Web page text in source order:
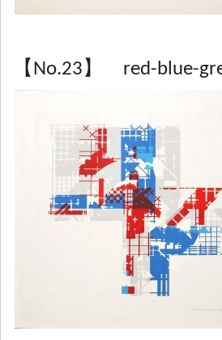
【No.23】 red-blue-